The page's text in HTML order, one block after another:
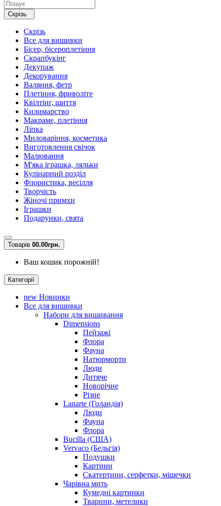
Скрізь
Скрізь
Все для вишивки
Бісер, бісероплетіння
Скрапбукінг
Декупаж
Декорування
Валяння, фетр
Плетіння, фриволіте
Квілтінг, шиття
Килимарство
Макраме, плетіння
Ліпка
Миловаріння, косметика
Виготовлення свічок
Малювання
М'яка іграшка, ляльки
Кулінарний розділ
Флористика, весілля
Творчість
Жіночі примхи
Іграшки
Подарунки, свята
Товарів 00.00грн.
Ваш кошик порожній!
Категорії
new Новинки
Все для вишивки
Набори для вишивання
Dimensions
Пейзажі
Флора
Фауна
Натюрморти
Люди
Дитяче
Новорічне
Різне
Lanarte (Голандія)
Люди
Фауна
Флора
Bucilla (США)
Vervaco (Бельгія)
Подушки
Картини
Скатертини, серфетки, мішечки
Чарiвна мить
Кумедні картинки
Тварини, метелики